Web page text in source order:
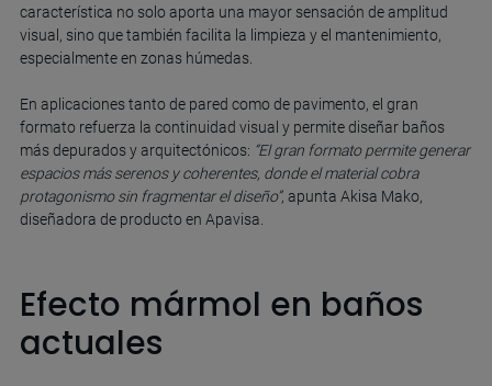
característica no solo aporta una mayor sensación de amplitud
visual, sino que también facilita la limpieza y el mantenimiento,
especialmente en zonas húmedas.
En aplicaciones tanto de pared como de pavimento, el gran
formato refuerza la continuidad visual y permite diseñar baños
más depurados y arquitectónicos: “El gran formato permite generar
espacios más serenos y coherentes, donde el material cobra
protagonismo sin fragmentar el diseño”, apunta Akisa Mako,
diseñadora de producto en Apavisa.
Efecto mármol en baños
actuales